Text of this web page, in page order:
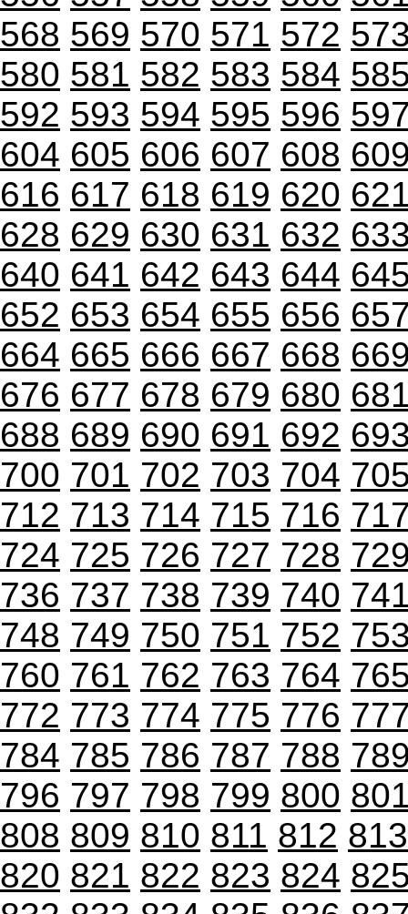
568 569 570 571 572
580 581 582 583 584
592 593 594 595 596
604 605 606 607 608
616 617 618 619 620
628 629 630 631 632
640 641 642 643 644
652 653 654 655 656
664 665 666 667 668
676 677 678 679 680
688 689 690 691 692
700 701 702 703 704
712 713 714 715 716
724 725 726 727 728
736 737 738 739 740
748 749 750 751 752
760 761 762 763 764
772 773 774 775 776
784 785 786 787 788
796 797 798 799 800
808 809 810 811 812 813
820 821 822 823 824